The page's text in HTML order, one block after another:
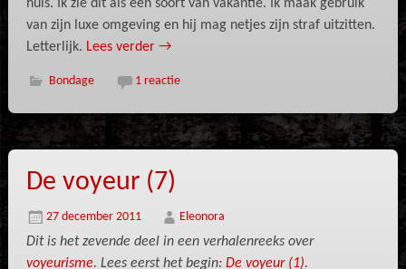
huis. Ik zie dit als een soort van vakantie. Ik maak gebruik
van zijn luxe omgeving en hij mag netjes zijn straf uitzitten.
Letterlijk. Lees verder →
Bondage 1 reactie
De voyeur (7)
27 december 2011 Eleonora
Dit is het zevende deel in een verhalenreeks over
voyeurisme. Lees eerst het begin: De voyeur (1).